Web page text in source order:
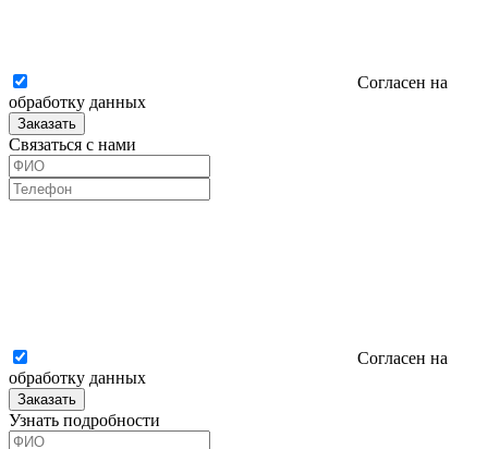
Согласен на
обработку данных
Заказать
Связаться с нами
Согласен на
обработку данных
Заказать
Узнать подробности